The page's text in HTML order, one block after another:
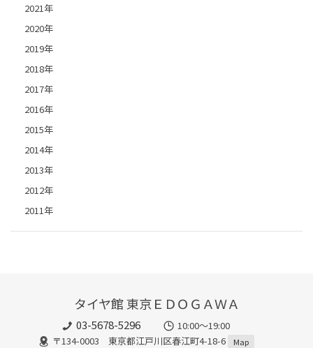
2021年
2020年
2019年
2018年
2017年
2016年
2015年
2014年
2013年
2012年
2011年
タイヤ館 東京ＥＤＯＧＡＷＡ
03-5678-5296
10:00～19:00
〒134-0003 東京都江戸川区春江町4-18-6
Map